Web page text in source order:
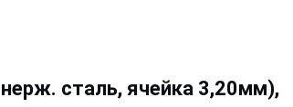
сталь, ячейка 3,20мм),